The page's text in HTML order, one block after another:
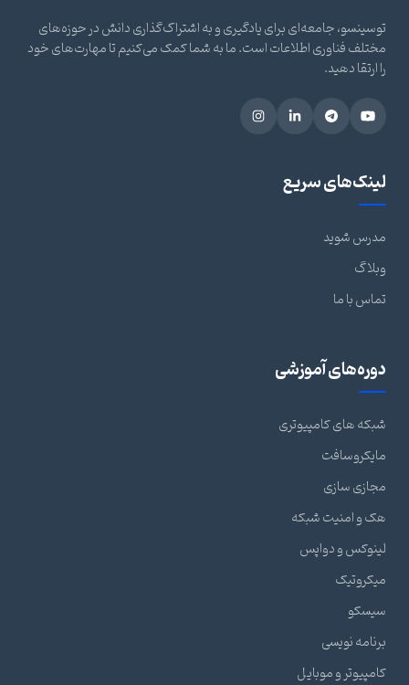
توسینسو، جامعه‌ای برای یادگیری و به اشتراک‌گذاری دانش در حوزه‌های
مختلف فناوری اطلاعات است. ما به شما کمک می‌کنیم تا مهارت‌های خود
را ارتقا دهید.
لینک‌های سریع
مدرس شوید
وبلاگ
تماس با ما
دوره‌های آموزشی
شبکه های کامپیوتری
مایکروسافت
مجازی سازی
هک و امنیت شبکه
لینوکس و دواپس
میکروتیک
سیسکو
برنامه نویسی
کامپیوتر و موبایل